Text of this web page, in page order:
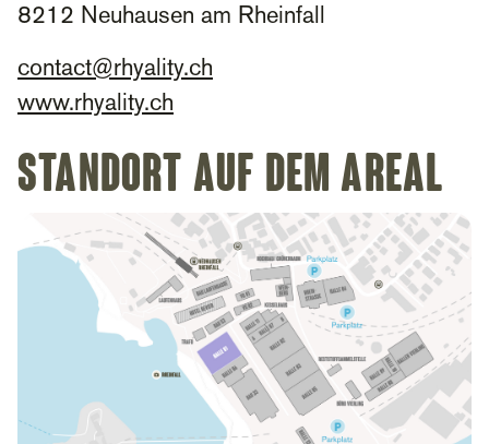
8212 Neuhausen am Rheinfall
contact@rhyality.ch
www.rhyality.ch
Standort auf dem Areal